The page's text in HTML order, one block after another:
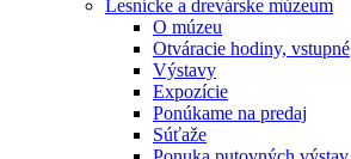
Lesnícke a drevárske múzeum
O múzeu
Otváracie hodiny, vstupné
Výstavy
Expozície
Ponúkame na predaj
Súťaže